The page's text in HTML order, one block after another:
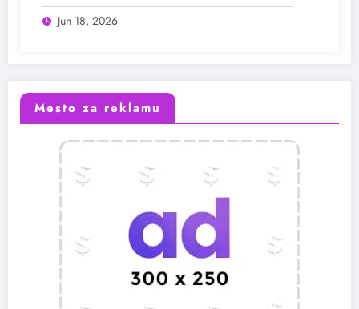
Jun 18, 2026
Mesto za reklamu